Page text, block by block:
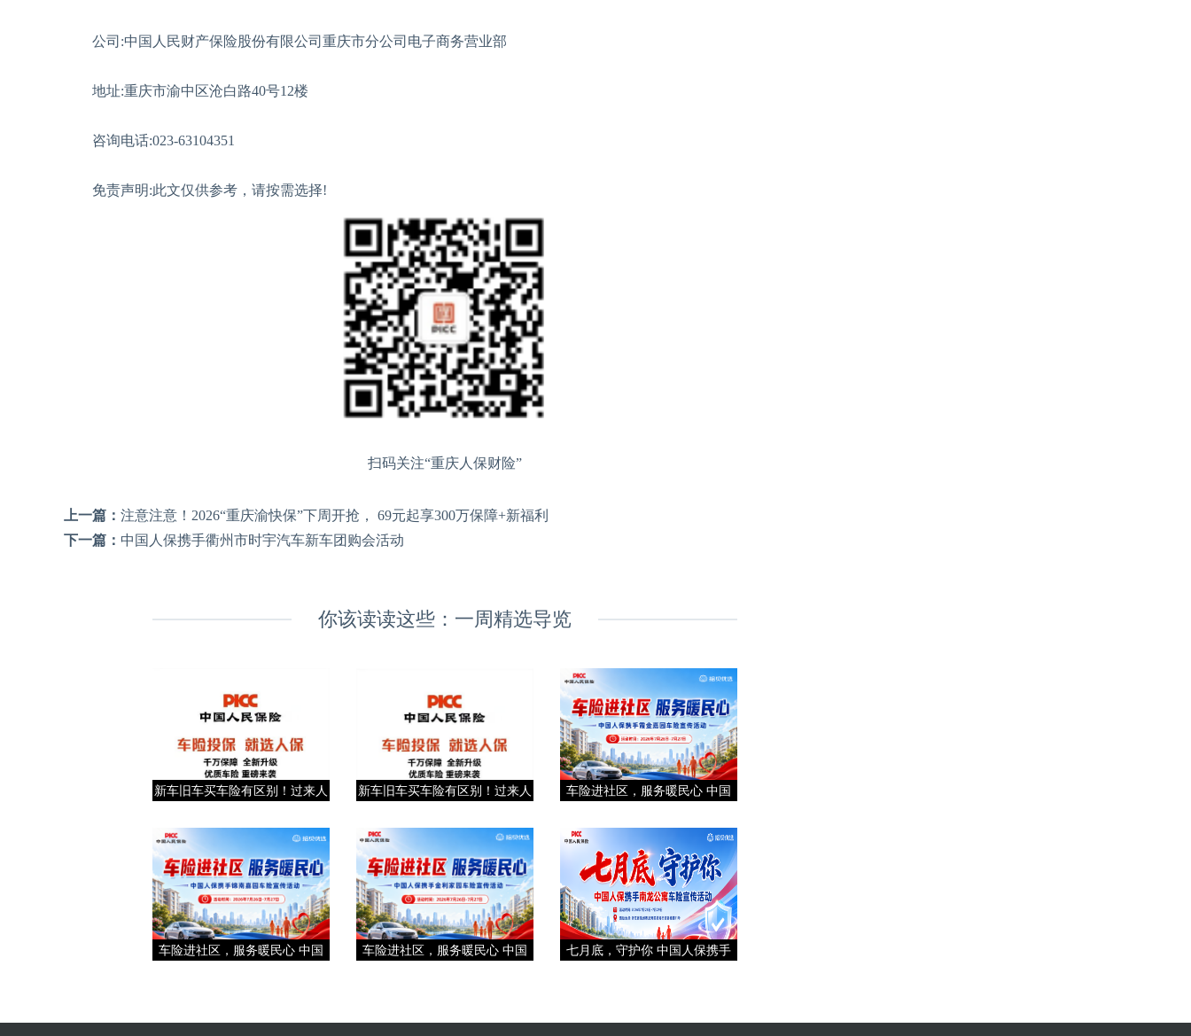
公司:中国人民财产保险股份有限公司重庆市分公司电子商务营业部
地址:重庆市渝中区沧白路40号12楼
咨询电话:023-63104351
免责声明:此文仅供参考，请按需选择!
扫码关注“重庆人保财险”
上一篇： 注意注意！2026“重庆渝快保”下周开抢， 69元起享300万保障+新福利
下一篇： 中国人保携手衢州市时宇汽车新车团购会活动
你该读读这些：一周精选导览
新车旧车买车险有区别！过来人 新车旧车买车险有区别！过来人 车险进社区，服务暖民心 中国
车险进社区，服务暖民心 中国 车险进社区，服务暖民心 中国 七月底，守护你 中国人保携手